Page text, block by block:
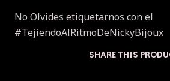
No Olvides etiquetarnos con el
#TejiendoAlRitmoDeNickyBijoux
SHARE THIS